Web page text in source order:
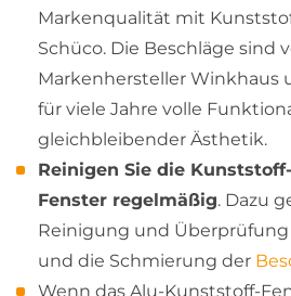
Markenqualität mit
Schüco. Die Beschläge sind
Markenhersteller Winkhaus
für viele Jahre volle
gleichbleibender Ästhetik.
Reinigen Sie die
Fenster regelmäßig. Dazu
Reinigung und
und die Schmierung der
Wenn das Alu-Kunststoff-